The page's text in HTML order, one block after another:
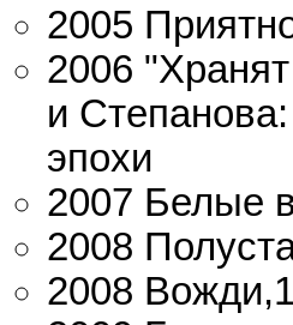
2005
2006
и
эпохи
2007 Белые
2008
2008